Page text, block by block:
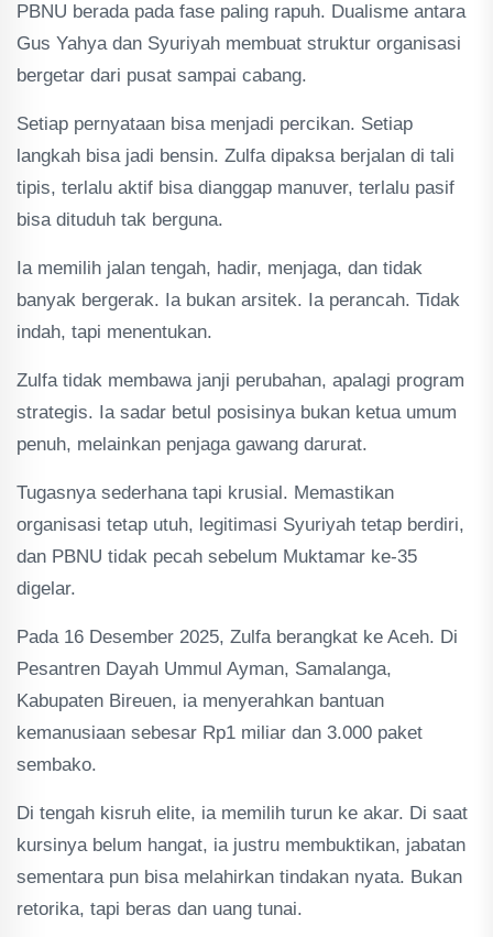
PBNU berada pada fase paling rapuh. Dualisme antara
Gus Yahya dan Syuriyah membuat struktur organisasi
bergetar dari pusat sampai cabang.
Setiap pernyataan bisa menjadi percikan. Setiap
langkah bisa jadi bensin. Zulfa dipaksa berjalan di tali
tipis, terlalu aktif bisa dianggap manuver, terlalu pasif
bisa dituduh tak berguna.
Ia memilih jalan tengah, hadir, menjaga, dan tidak
banyak bergerak. Ia bukan arsitek. Ia perancah. Tidak
indah, tapi menentukan.
Zulfa tidak membawa janji perubahan, apalagi program
strategis. Ia sadar betul posisinya bukan ketua umum
penuh, melainkan penjaga gawang darurat.
Tugasnya sederhana tapi krusial. Memastikan
organisasi tetap utuh, legitimasi Syuriyah tetap berdiri,
dan PBNU tidak pecah sebelum Muktamar ke-35
digelar.
Pada 16 Desember 2025, Zulfa berangkat ke Aceh. Di
Pesantren Dayah Ummul Ayman, Samalanga,
Kabupaten Bireuen, ia menyerahkan bantuan
kemanusiaan sebesar Rp1 miliar dan 3.000 paket
sembako.
Di tengah kisruh elite, ia memilih turun ke akar. Di saat
kursinya belum hangat, ia justru membuktikan, jabatan
sementara pun bisa melahirkan tindakan nyata. Bukan
retorika, tapi beras dan uang tunai.